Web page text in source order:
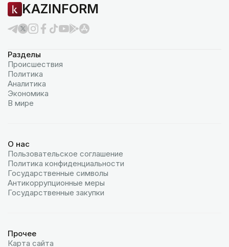
KAZINFORM
Разделы
Происшествия
Политика
Аналитика
Экономика
В мире
О нас
Пользовательское соглашение
Политика конфиденциальности
Государственные символы
Антикоррупционные меры
Государственные закупки
Прочее
Карта сайта